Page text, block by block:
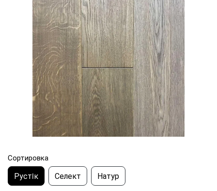
Сортировка
Рустiк Селект Натур